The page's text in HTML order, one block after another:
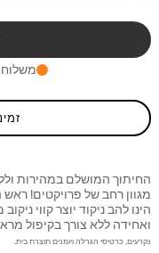
מ-ראש
Blade
משלוח
החיתוך המושלם במהירות
הינו להב ניקוד יוצר קווי
ואחידה ללא צורך בקיפול
נקרעים, כרטיסי הגרלה ויומנים תוצרת בית.